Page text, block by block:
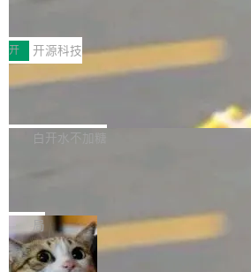
一，界面错位。他说这个问题"两年前就发
至今没变"。 数据流方面，Manshin 指出
I 的属性包装器演进史...
AI 聊天功能（添加了一些快捷键）</
<li><span style="color:#000000">新增了
在新 SQL 控制台中打开 AI 生成的脚本的
span></li> <li><span
2026卫星活动——第二届多语种对话语音
型挑战赛 （Multilingual Conversational
h Language Model Challenge，MLC-
ask 1赛道中，传音TEX AI中心语音算法
自主研发的说话人归属多语种自动语音识
化系统等关键方向的系统性技术实力。 本
聚焦多语言对话语音模型面临的关键技术挑
共吸引来自全球工业界与学术界的1...
开 开源科技
Qwen3.8-Max 发布，下周开源 Qwen3.
千问大模型宣布正式推出 Qwen 家族迄今
的模型 Qwen3.8-Max，也是其首个 Max
5 的架构基础构建，参数规模扩展至 2.4 万
激活参数95B，支持100万上下文Tokens，
程、办公、科研以及长周期任务等方面实现
白开水不加糖
态生成模型，能生成带原生立体声的 2K 视
没有发布会，没有预告，直接扔了篇文章出
权重已经上传至 Hugging Face。 去年国内
局
DeepSeek-V4-Flash正式版API上线超